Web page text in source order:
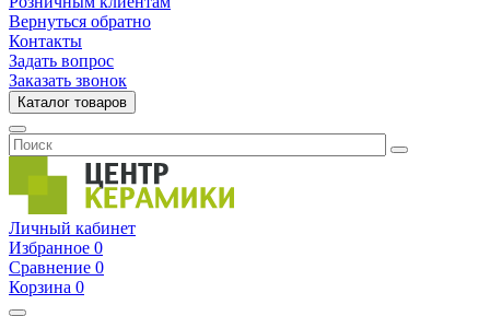
Вернуться обратно
Контакты
Задать вопрос
Заказать звонок
Каталог товаров
Личный кабинет
Избранное 0
Сравнение 0
Корзина 0